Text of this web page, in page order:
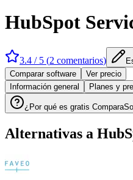
HubSpot
3.4 / 5 (2 comentarios)
Comparar software
Ver precio
Información general
Planes y
¿Por qué es gratis
Alternativas a